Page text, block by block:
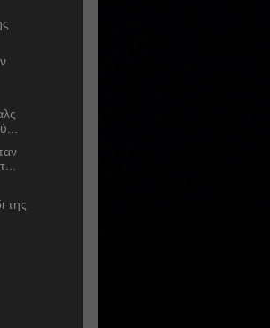
της